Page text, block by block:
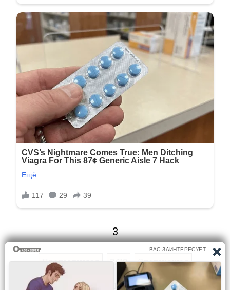
3
Предыдущая 3/72 Следующая
Перейти на страницу: